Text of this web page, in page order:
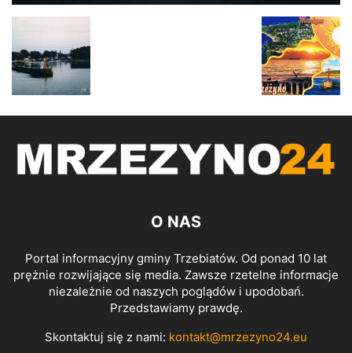
O NAS
Portal informacyjny gminy Trzebiatów. Od ponad 10 lat
prężnie rozwijające się media. Zawsze rzetelne informacje
niezależnie od naszych poglądów i upodobań.
Przedstawiamy prawdę.
Skontaktuj się z nami: kontakt@mrzezyno24.eu